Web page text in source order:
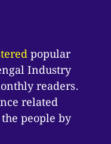
popular
Industry
readers.
related
people by